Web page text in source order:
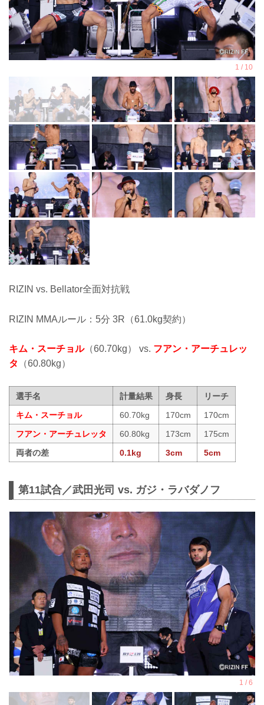
RIZIN vs. Bellator全面対抗戦
RIZIN MMAルール：5分 3R（61.0kg契約）
キム・スーチョル（60.70kg） vs. フアン・アーチュレッ
タ
（60.80kg）
選手名 計量結果 身長
リーチ
キム・スーチョル
60.70kg 170cm
170cm
フアン・アーチュレッタ
60.80kg 173cm
175cm
両者の差
0.1kg 3cm 5cm
第11試合／武田光司 vs. ガジ・ラバダノフ